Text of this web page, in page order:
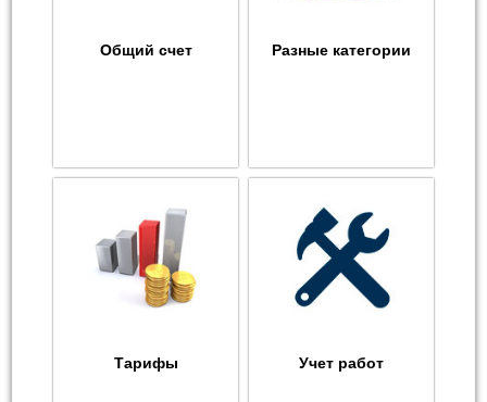
Общий счет Разные категории
Тарифы Учет работ